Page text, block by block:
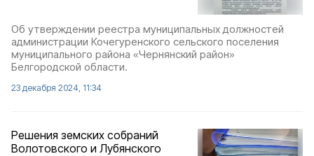
Об утверждении реестра муниципальных должностей
администрации Кочегуренского сельского поселения
муниципального района «Чернянский район»
Белгородской области.
23 декабря 2024, 11:34
Решения земских собраний
Волотовского и Лубянского